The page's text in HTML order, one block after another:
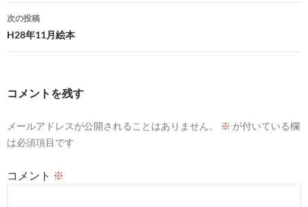
ナ
ビ
ョ
次の投稿
H28年11月絵本
コメントを残す
メールアドレスが公開されることはありません。 ※ が付いている欄
は必須項目です
コメント ※